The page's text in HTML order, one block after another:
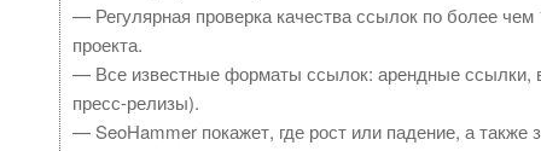
— Регулярная проверка качества ссылок по более
проекта.
— Все известные форматы ссылок: арендные ссылки,
пресс-релизы).
— SeoHammer покажет, где рост или падение, а также